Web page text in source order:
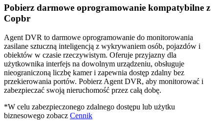
Pobierz darmowe oprogramowanie kompatybilne z
Copbr
Agent DVR to darmowe oprogramowanie do monitorowania
zasilane sztuczną inteligencją z wykrywaniem osób, pojazdów i
obiektów w czasie rzeczywistym. Oferuje przyjazny dla
użytkownika interfejs na dowolnym urządzeniu, obsługuje
nieograniczoną liczbę kamer i zapewnia dostęp zdalny bez
przekierowania portów. Pobierz Agent DVR, aby monitorować i
zabezpieczać swoją nieruchomość przez całą dobę.
*W celu zabezpieczonego zdalnego dostępu lub użytku
biznesowego zobacz Cennik